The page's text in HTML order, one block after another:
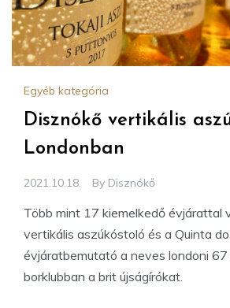
Egyéb kategória
Disznókő vertikális
Londonban
2021.10.18. By Disznókő
Több mint 17 kiemelkedő évjárattal
vertikális aszúkóstoló és a Quinta
évjáratbemutató a neves londoni 67
borklubban a brit újságírókat.